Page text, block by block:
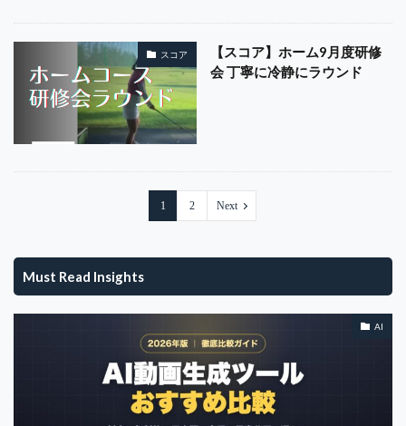
スコア
【スコア】ホーム9月度研修
会 丁寧に冷静にラウンド
1 2 Next
Must Read Insights
AI